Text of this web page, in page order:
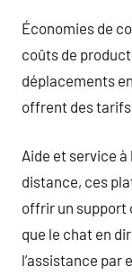
Économies de
coûts de
déplacements
offrent des
Aide et service à
distance, ces
offrir un support
que le chat en
l’assistance par